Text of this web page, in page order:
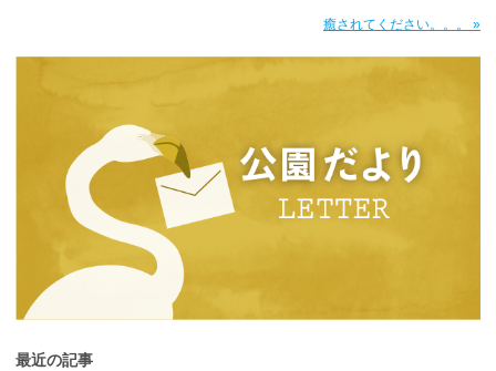
癒されてください。。。 »
最近の記事